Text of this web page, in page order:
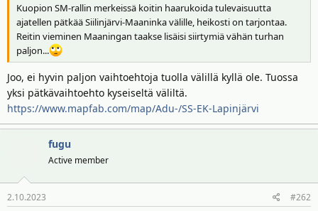
i
t
t
a
j
a
r
ä
Kuopion SM-rallin merkeissä koitin haarukoida tulevaisuutta
ajatellen pätkää Siilinjärvi-Maaninka välille, heikosti on tarjontaa.
Reitin vieminen Maaningan taakse lisäisi siirtymiä vähän turhan
paljon...
Joo, ei hyvin paljon vaihtoehtoja tuolla välillä kyllä ole. Tuossa
yksi pätkävaihtoehto kyseiseltä väliltä.
https://www.mapfab.com/map/Adu-/SS-EK-Lapinjärvi
fugu
Active member
2.10.2023 #262